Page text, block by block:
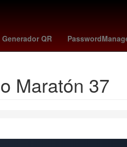
Generador QR
milan Achraf Hakimi Ken
Maratón 37